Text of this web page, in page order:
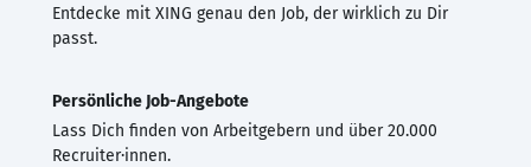
Entdecke mit XING genau den Job, der wirklich zu Dir
passt.
Persönliche Job-Angebote
Lass Dich finden von Arbeitgebern und über 20.000
Recruiter·innen.